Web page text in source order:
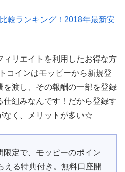
較ランキング！2018年最新安
ィリエイトを利用したお得な方
コインはモッピーから新規登
渡し、その報酬の一部を登録
仕組みなんです！だから登録す
なく、メリットが多い☆
限定で、モッピーのポイン
える特典付き。無料口座開